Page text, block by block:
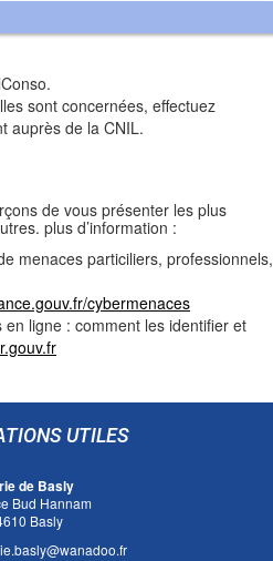
sont concernées, effectuez
auprès de la CNIL.
de vous présenter les plus
plus d’information :
menaces particiliers, professionnels,
cybermenaces
ligne : comment les identifier et
UTILES
de Basly
Bud Hannam
Basly